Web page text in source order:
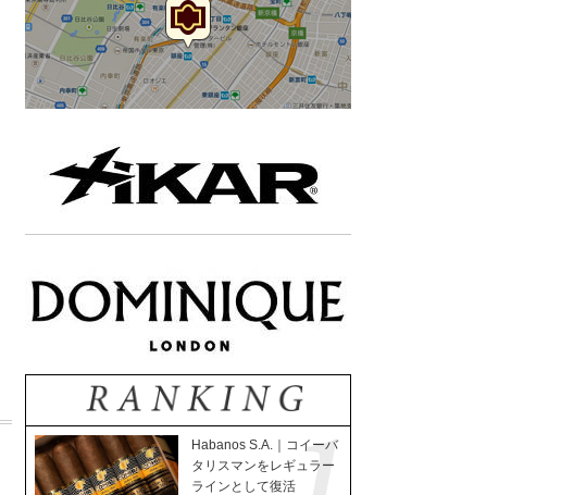
Habanos S.A.｜コイーバ
タリスマンをレギュラー
ラインとして復活